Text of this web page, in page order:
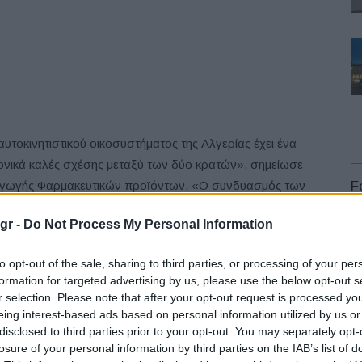
- Do Not Process My Personal Information
opt-out of the sale, sharing to third parties, or processing of your
for targeted advertising by us, please use the below opt-out
selection. Please note that after your opt-out request is processed
interest-based ads based on personal information utilized by us
to third parties prior to your opt-out. You may separately
of your personal information by third parties on the IAB’s list of
οικοσυστήματος της Αλγερίας έχει ένα
καλές σχέσης μεταξύ των δύο κρατών», σημείωσε
Φαρμακευτικών προϊόντων. «Ο συνδυασμός των
και βιωσιμότητας. Αυτή τη στιγμή
που πιθανά θα μας ανοίξει νέους ορίζοντες και θα
που υπεγράφη το Νοέμβριο του 2022 με την
αφορά στη έναρξη ανάπτυξης βιομηχανικών
για τη Fiat, καθώς και τη συνολική ανάπτυξη
κύμα επενδύσεων από τη Stellantis και τους